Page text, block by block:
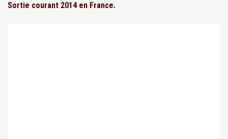
Sortie courant 2014 en France.